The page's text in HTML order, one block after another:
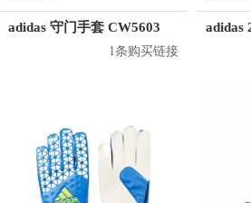
adidas 守门手套 CW5603
1条购买链接